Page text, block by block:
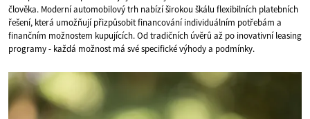
člověka. Moderní automobilový trh nabízí širokou škálu flexibilních platebních
řešení, která umožňují přizpůsobit financování individuálním potřebám a
finančním možnostem kupujících. Od tradičních úvěrů až po inovativní leasing
programy - každá možnost má své specifické výhody a podmínky.